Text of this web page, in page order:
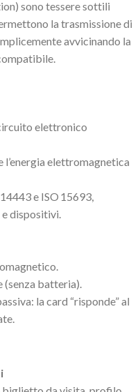
sono tessere sottili
la trasmissione di
avvicinando la
elettronico
l’energia elettromagnetica
e ISO 15693,
dispositivi.
(senza batteria).
la card “risponde” al